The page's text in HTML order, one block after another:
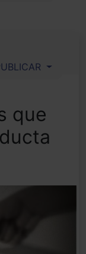
que